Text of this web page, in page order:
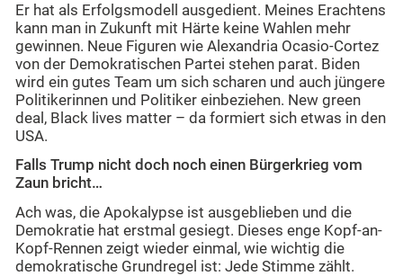
Er hat als Erfolgsmodell ausgedient. Meines Erachtens
kann man in Zukunft mit Härte keine Wahlen mehr
gewinnen. Neue Figuren wie Alexandria Ocasio-Cortez
von der Demokratischen Partei stehen parat. Biden
wird ein gutes Team um sich scharen und auch jüngere
Politikerinnen und Politiker einbeziehen. New green
deal, Black lives matter – da formiert sich etwas in den
USA.
Falls Trump nicht doch noch einen Bürgerkrieg vom
Zaun bricht…
Ach was, die Apokalypse ist ausgeblieben und die
Demokratie hat erstmal gesiegt. Dieses enge Kopf-an-
Kopf-Rennen zeigt wieder einmal, wie wichtig die
demokratische Grundregel ist: Jede Stimme zählt.